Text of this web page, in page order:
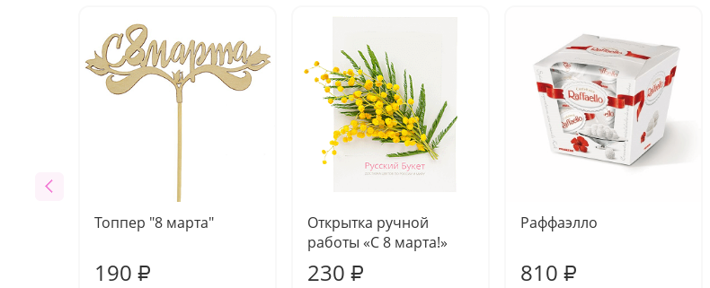
Топпер "8 марта"
190 ₽
Открытка ручной
работы «С 8 марта!»
230 ₽
Раффаэлло
810 ₽